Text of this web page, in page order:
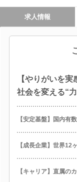
求人情報
【やりがいを実
社会を変える“
【安定基盤】国内有
【成長企業】世界12
【キャリア】直属の